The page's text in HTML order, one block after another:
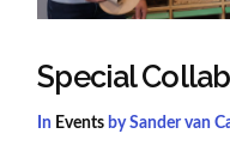
Special
In Events by Sander van